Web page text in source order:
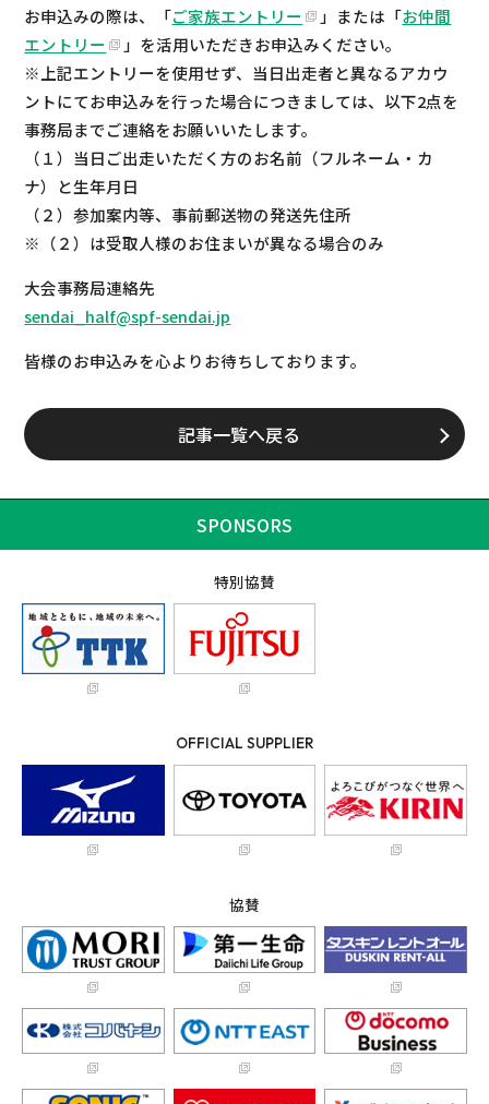
お申込みの際は、「ご家族エントリー 」または「お仲間
エントリー
」を活用いただきお申込みください。
※上記エントリーを使用せず、当日出走者と異なるアカウ
ントにてお申込みを行った場合につきましては、以下2点を
事務局までご連絡をお願いいたします。
（１）当日ご出走いただく方のお名前（フルネーム・カ
ナ）と生年月日
（２）参加案内等、事前郵送物の発送先住所
※（２）は受取人様のお住まいが異なる場合のみ
大会事務局連絡先
sendai_half@spf-sendai.jp
皆様のお申込みを心よりお待ちしております。
記事一覧へ戻る
SPONSORS
特別協賛
OFFICIAL SUPPLIER
協賛